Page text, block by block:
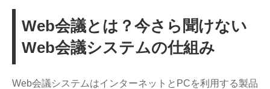
Web会議とは？今さら聞けない
Web会議システムの仕組み
Web会議システムはインターネットとPCを利用する製品